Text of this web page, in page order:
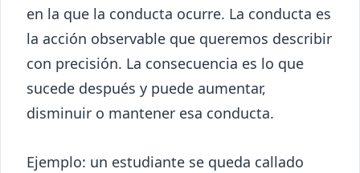
en la que la conducta ocurre. La conducta es
la acción observable que queremos describir
con precisión. La consecuencia es lo que
sucede después y puede aumentar,
disminuir o mantener esa conducta.
Ejemplo: un estudiante se queda callado